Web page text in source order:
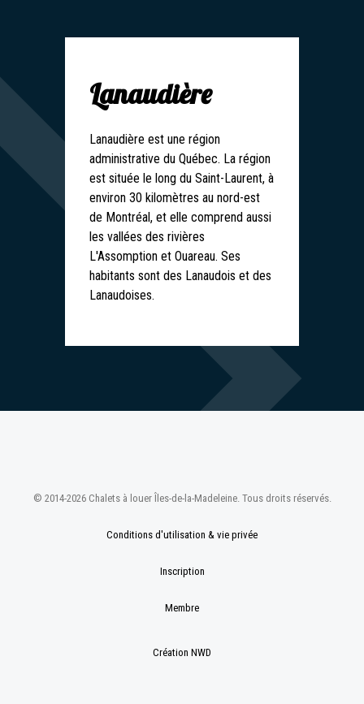
Lanaudière
Lanaudière est une région
administrative du Québec. La région
est située le long du Saint-Laurent, à
environ 30 kilomètres au nord-est
de Montréal, et elle comprend aussi
les vallées des rivières
L'Assomption et Ouareau. Ses
habitants sont des Lanaudois et des
Lanaudoises.
© 2014-2026 Chalets à louer Îles-de-la-Madeleine. Tous droits réservés.
Conditions d'utilisation & vie privée
Inscription
Membre
Création NWD